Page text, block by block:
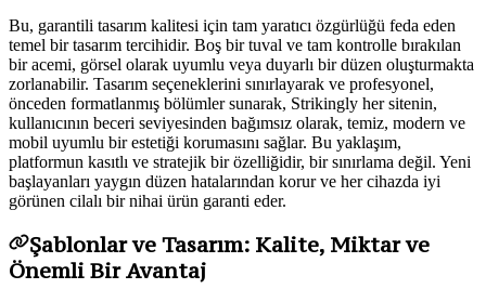
Bu, garantili tasarım kalitesi için tam yaratıcı özgürlüğü feda eden
temel bir tasarım tercihidir. Boş bir tuval ve tam kontrolle bırakılan
bir acemi, görsel olarak uyumlu veya duyarlı bir düzen oluşturmakta
zorlanabilir. Tasarım seçeneklerini sınırlayarak ve profesyonel,
önceden formatlanmış bölümler sunarak, Strikingly her sitenin,
kullanıcının beceri seviyesinden bağımsız olarak, temiz, modern ve
mobil uyumlu bir estetiği korumasını sağlar. Bu yaklaşım,
platformun kasıtlı ve stratejik bir özelliğidir, bir sınırlama değil. Yeni
başlayanları yaygın düzen hatalarından korur ve her cihazda iyi
görünen cilalı bir nihai ürün garanti eder.
Şablonlar ve Tasarım: Kalite, Miktar ve
Önemli Bir Avantaj